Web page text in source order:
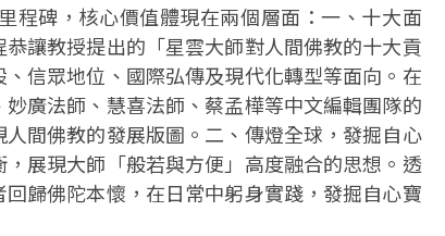
程碑，核心價值體現在兩個層面：一、十大面
讓教授提出的「星雲大師對人間佛教的十大貢
信眾地位、國際弘傳及現代化轉型等面向。在
廣法師、慧喜法師、蔡孟樺等中文編輯團隊的
間佛教的發展版圖。二、傳燈全球，發掘自心
展現大師「般若與方便」高度融合的思想。透
歸佛陀本懷，在日常中躬身實踐，發掘自心寶